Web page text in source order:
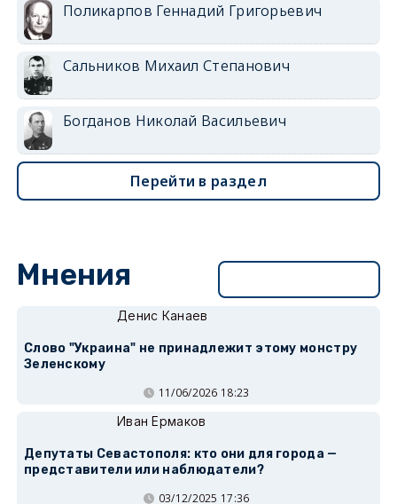
Поликарпов Геннадий Григорьевич
Сальников Михаил Степанович
Богданов Николай Васильевич
Перейти в раздел
Мнения
Денис Канаев
Слово "Украина" не принадлежит этому монстру
Зеленскому
11/06/2026 18:23
Иван Ермаков
Депутаты Севастополя: кто они для города —
представители или наблюдатели?
03/12/2025 17:36